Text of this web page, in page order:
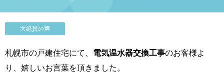
タ
大絶賛の声
札幌市の戸建住宅にて、 電気温水器交換工事のお客様よ
り、嬉しいお言葉を頂きました。